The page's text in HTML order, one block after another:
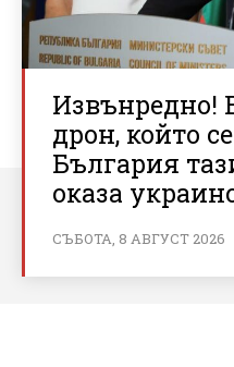
Извънредно!
дрон, който
България
оказа
СЪБОТА, 8 АВГУСТ 2026